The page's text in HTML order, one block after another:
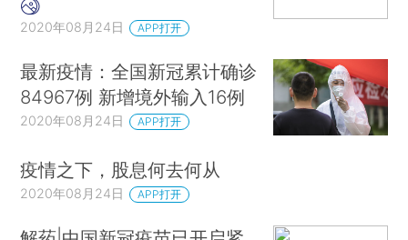
2020年08月24日 APP打开
最新疫情：全国新冠累计确诊
84967例 新增境外输入16例
2020年08月24日 APP打开
疫情之下，股息何去何从
2020年08月24日 APP打开